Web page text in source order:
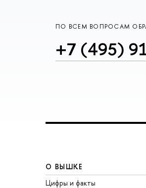
ПО ВСЕМ ВОПРОСАМ
+7 (495)
О ВЫШКЕ
Цифры и факты